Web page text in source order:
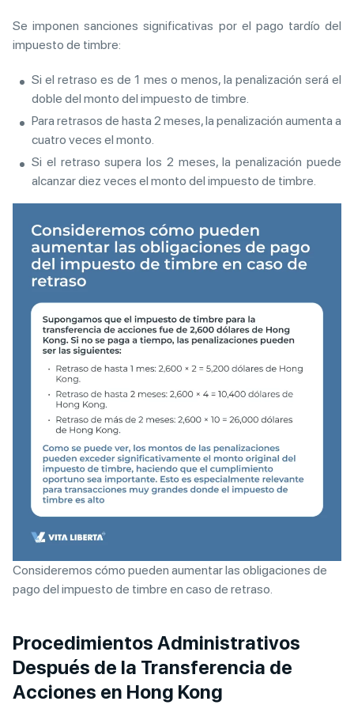
Se imponen sanciones significativas por el pago tardío del
impuesto de timbre:
Si el retraso es de 1 mes o menos, la penalización será el
doble del monto del impuesto de timbre.
Para retrasos de hasta 2 meses, la penalización aumenta a
cuatro veces el monto.
Si el retraso supera los 2 meses, la penalización puede
alcanzar diez veces el monto del impuesto de timbre.
Consideremos cómo pueden aumentar las obligaciones de
pago del impuesto de timbre en caso de retraso.
Procedimientos Administrativos
Después de la Transferencia de
Acciones en Hong Kong